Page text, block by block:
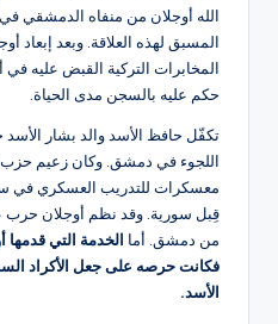
المسبق لهذه العلاقة. وبعد إبعاد
المخابرات التركية القبض عليه في
حكم عليه بالسجن مدى الحياة.
اللجوء في دمشق. وكان زعيم حزب
معسكرات للتدريب العسكري في
قِبل سورية. وقد نظم أوجلان حرب
من دمشق. أما الخدمة التي قدمها
فكانت حرصه على جعل الأكراد
الأسد.